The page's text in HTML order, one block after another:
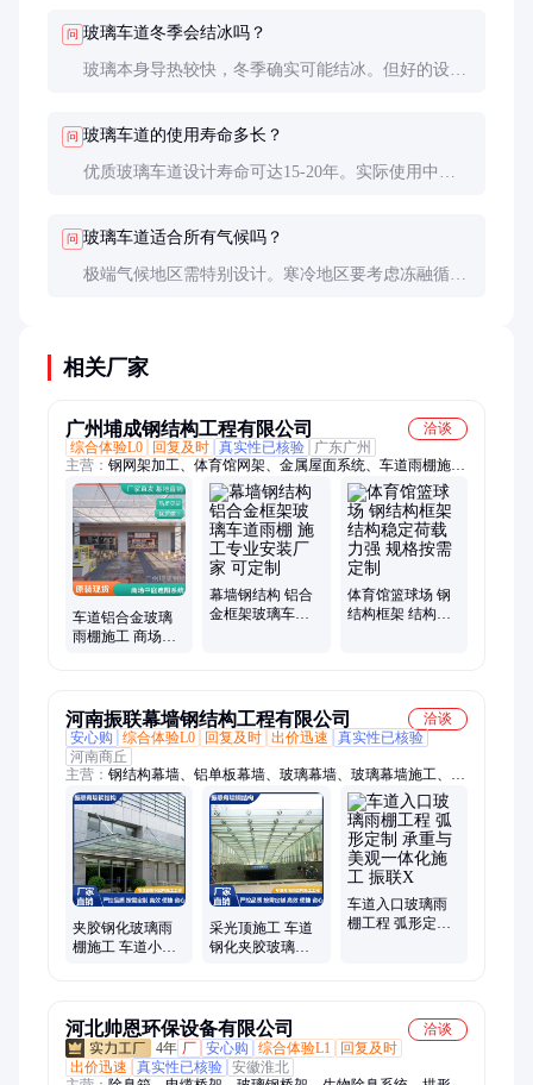
问 玻璃车道冬季会结冰吗？
玻璃本身导热较快，冬季确实可能结冰。但好的设计
问 玻璃车道的使用寿命多长？
优质玻璃车道设计寿命可达15-20年。实际使用中，
问 玻璃车道适合所有气候吗？
极端气候地区需特别设计。寒冷地区要考虑冻融循环
相关厂家
广州埔成钢结构工程有限公司
洽谈
综合体验L0
回复及时 真实性已核验
广东广州
主营： 钢网架加工、体育馆网架、金属屋面系统、车道雨棚施
工、钢结构、大跨度玻璃釆光顶、攀岩墙、玻璃幕墙、铝板幕
墙、幕墙工程、球形网架、埔成网架、网架经验、玻璃雨棚、合
金屋面板、玻璃阳光房、网架帐篷房、干煤棚网架、加油站网
架、攀岩比赛策划、工业厂房网架、电梯井道钢架、粮食仓库网
架、展馆网架结构
车道铝合金玻璃
雨棚施工 商场中
幕墙钢结构 铝合
金框架玻璃车道
体育馆篮球场 钢
结构框架 结构稳
河南振联幕墙钢结构工程有限公司
洽谈
安心购
综合体验L0 回复及时 出价迅速
真实性已核验
河南商丘
主营： 钢结构幕墙、铝单板幕墙、玻璃幕墙、玻璃幕墙施工、幕
墙施工、双层幕墙、中空玻璃、招牌底板、建筑幕墙、幕墙吊
顶、铝板幕墙、外墙铝板、专业幕墙、墙体装饰、防火玻璃、石
材幕墙、建筑幕墙工程、夹胶钢化玻璃、吊顶铝板包柱、不锈钢
风铃幕墙、镂空铝板、振联幕墙
夹胶钢化玻璃雨
棚施工 车道小区
采光顶施工 车道
钢化夹胶玻璃雨
车道入口玻璃雨
棚工程 弧形定制
河北帅恩环保设备有限公司
洽谈
4年 厂 安心购 综合体验L1
回复及时
出价迅速
真实性已核验 安徽淮北